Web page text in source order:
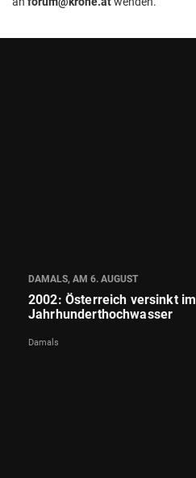
DAMALS, AM 6. AUGUST
2002: Österreich versinkt im
Jahrhunderthochwasser
Damals